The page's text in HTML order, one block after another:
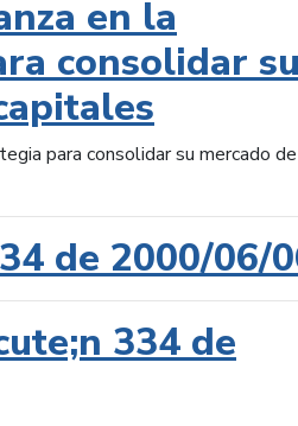
en la
consolidar
para consolidar su mercado de
de 2000/06/
334 de